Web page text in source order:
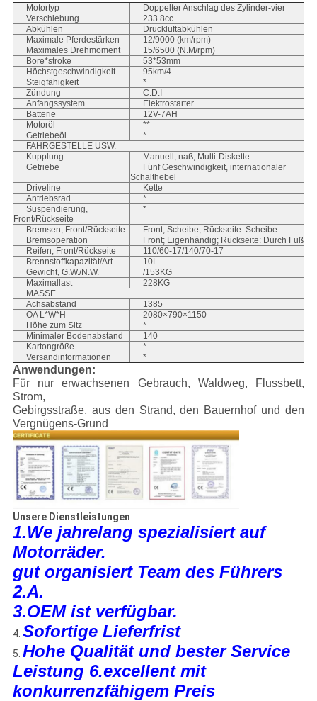
Motortyp
Doppelter Anschlag des Zylinder-vier
Verschiebung
233.8cc
Abkühlen
Druckluftabkühlen
Maximale Pferdestärken
12/9000 (km/rpm)
Maximales Drehmoment
15/6500 (N.M/rpm)
Bore*stroke
53*53mm
Höchstgeschwindigkeit
95km/4
Steigfähigkeit
*
Zündung
C.D.I
Anfangssystem
Elektrostarter
Batterie
12V-7AH
Motoröl
**
Getriebeöl
*
FAHRGESTELLE USW.
Kupplung
Manuell, naß, Multi-Diskette
Getriebe
Fünf Geschwindigkeit, internationaler
Schalthebel
Driveline
Kette
Antriebsrad
*
Suspendierung,
Front/Rückseite
*
Bremsen, Front/Rückseite
Front; Scheibe; Rückseite: Scheibe
Bremsoperation
Front; Eigenhändig; Rückseite: Durch Fuß
Reifen, Front/Rückseite
110/60-17/140/70-17
Brennstoffkapazität/Art
10L
Gewicht, G.W./N.W.
/153KG
Maximallast
228KG
MASSE
Achsabstand
1385
OA L*W*H
2080×790×1150
Höhe zum Sitz
*
Minimaler Bodenabstand
140
Kartongröße
*
Versandinformationen
*
Anwendungen:
Für nur erwachsenen Gebrauch, Waldweg, Flussbett,
Strom,
Gebirgsstraße, aus den Strand, den Bauernhof und den
Vergnügens-Grund
Unsere Dienstleistungen
1.We jahrelang spezialisiert auf
Motorräder.
gut organisiert Team des Führers
2.A.
3.OEM ist verfügbar.
4. Sofortige Lieferfrist
5. Hohe Qualität und bester Service
Leistung 6.excellent mit
konkurrenzfähigem Preis